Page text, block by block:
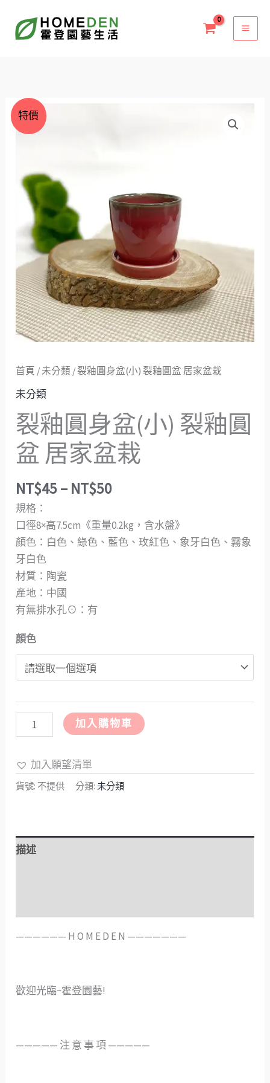
特價
首頁 / 未分類 / 裂釉圓身盆(小) 裂釉圓盆 居家盆栽
未分類
裂釉圓身盆(小) 裂釉圓
盆 居家盆栽
NT$45– NT$50
到
NT$50
規格：
口徑8×高7.5cm《重量0.2kg，含水盤》
顏色：白色、綠色、藍色、玫紅色、象牙白色、霧象
牙白色
材質：陶瓷
產地：中國
有無排水孔⊙：有
顏色
裂
釉
盆
(小)
釉
盆
居
家
盆
栽
量
加入購物車
加入願望清單
貨號: 不提供 分類: 未分類
描述
——————️ H O M E D E N ———————
歡迎光臨~霍登園藝!
—————️ 注 意 事 項 —————